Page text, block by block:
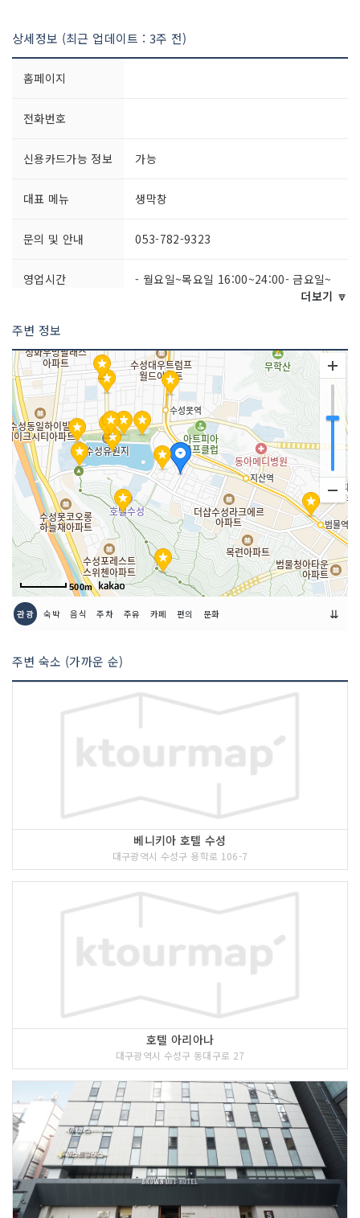
상세정보 (최근 업데이트 : 3주 전)
홈페이지
전화번호
신용카드가능 정보 가능
대표 메뉴 생막창
문의 및 안내 053-782-9323
영업시간
- 월요일~목요일 16:00~24:00- 금요일~
토요일 16:00~익일 00:30- 일요일 16:0
주차시설 가능요금 (무료)
쉬는날 연중무휴
취급 메뉴 소막창 / 차돌박이 / 생삽겹살 등
인허가번호 20150174264
더보기 🔽
주변 정보
500m
관광 숙박 음식 주차 주유 카페 편의 문화 ⇊
주변 숙소 (가까운 순)
베니키아 호텔 수성
대구광역시 수성구 용학로 106-7
호텔 아리아나
대구광역시 수성구 동대구로 27